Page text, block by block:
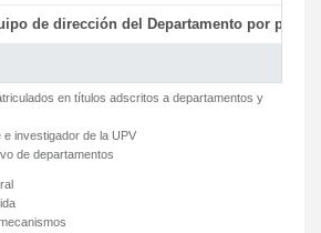
de dirección del Departamento por parte
en títulos adscritos a departamentos y
e investigador de la UPV
de departamentos